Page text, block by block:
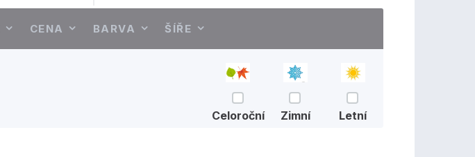
CENA BARVA ŠÍŘE
Celoroční Zimní Letní